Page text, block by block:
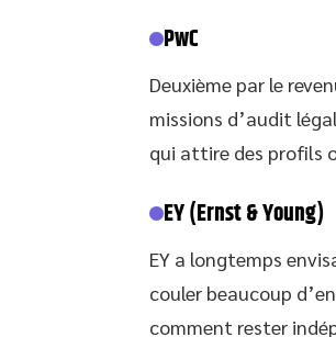
PwC
Deuxième par le
missions d’audit
qui attire des profils
EY (Ernst & Young)
EY a longtemps
couler beaucoup
comment rester